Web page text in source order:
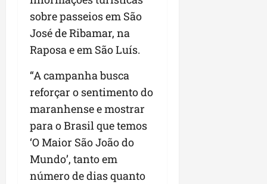
sobre passeios em São
José de Ribamar, na
Raposa e em São Luís.
“A campanha busca
reforçar o sentimento do
maranhense e mostrar
para o Brasil que temos
‘O Maior São João do
Mundo’, tanto em
número de dias quanto